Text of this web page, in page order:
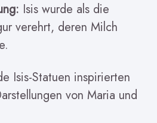
Isis wurde als die
verehrt, deren Milch
Isis-Statuen inspirierten
von Maria und